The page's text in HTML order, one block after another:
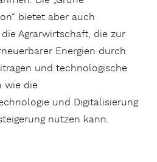
bietet aber auch
Agrarwirtschaft, die zur
Energien durch
und technologische
wie die
und Digitalisierung
nutzen kann.